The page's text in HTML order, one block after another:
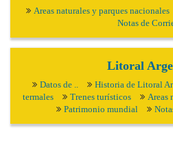
Areas naturales y parques nacionales
Notas de
Litoral
Datos de .. Historia de Litoral
termales
Trenes turísticos
Areas
Patrimonio mundial